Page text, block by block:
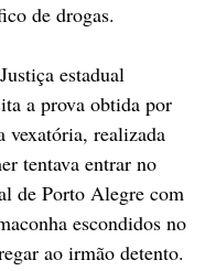
de drogas.
estadual
a prova obtida por
vexatória, realizada
tentava entrar no
de Porto Alegre com
escondidos no
ao irmão detento.